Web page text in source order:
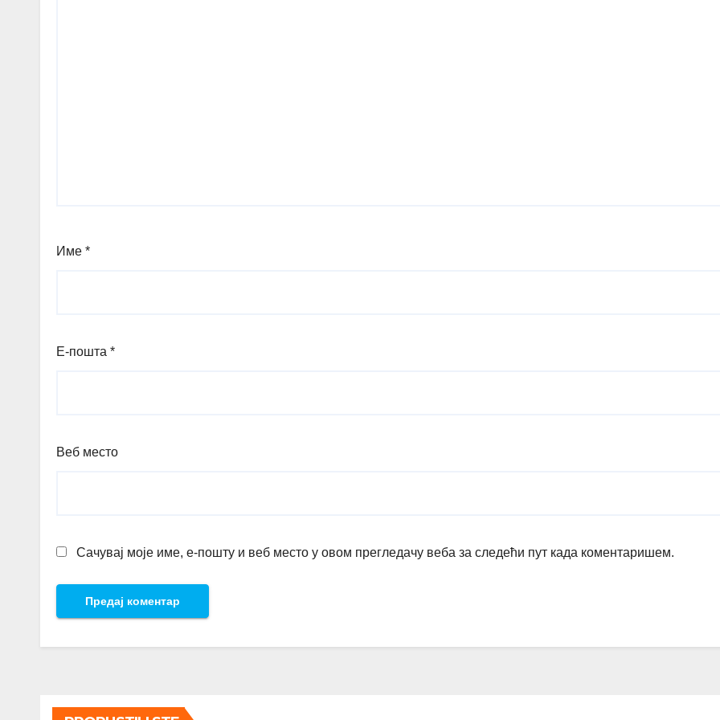
Име *
Е-пошта *
Веб место
Сачувај моје име, е-пошту и веб место у овом прегледачу веба за следећи пут када коментаришем.